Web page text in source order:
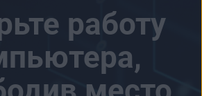
работу